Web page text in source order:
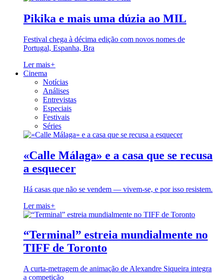
Pikika e mais uma dúzia ao MIL
Festival chega à décima edição com novos nomes de
Portugal, Espanha, Bra
Ler mais+
Cinema
Notícias
Análises
Entrevistas
Especiais
Festivais
Séries
«Calle Málaga» e a casa que se recusa
a esquecer
Há casas que não se vendem — vivem-se, e por isso resistem.
Ler mais+
“Terminal” estreia mundialmente no
TIFF de Toronto
A curta-metragem de animação de Alexandre Siqueira integra
a competição